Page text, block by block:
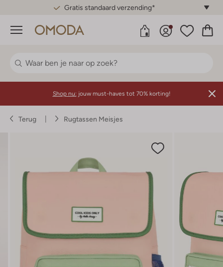
Gratis standaard verzending*
Menu
Shop nu: jouw must-haves tot 70% korting!
Terug Rugtassen Meisjes